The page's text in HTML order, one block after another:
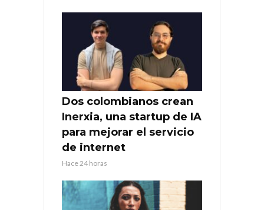
Dos colombianos crean
Inerxia, una startup de IA
para mejorar el servicio
de internet
Hace 24 horas